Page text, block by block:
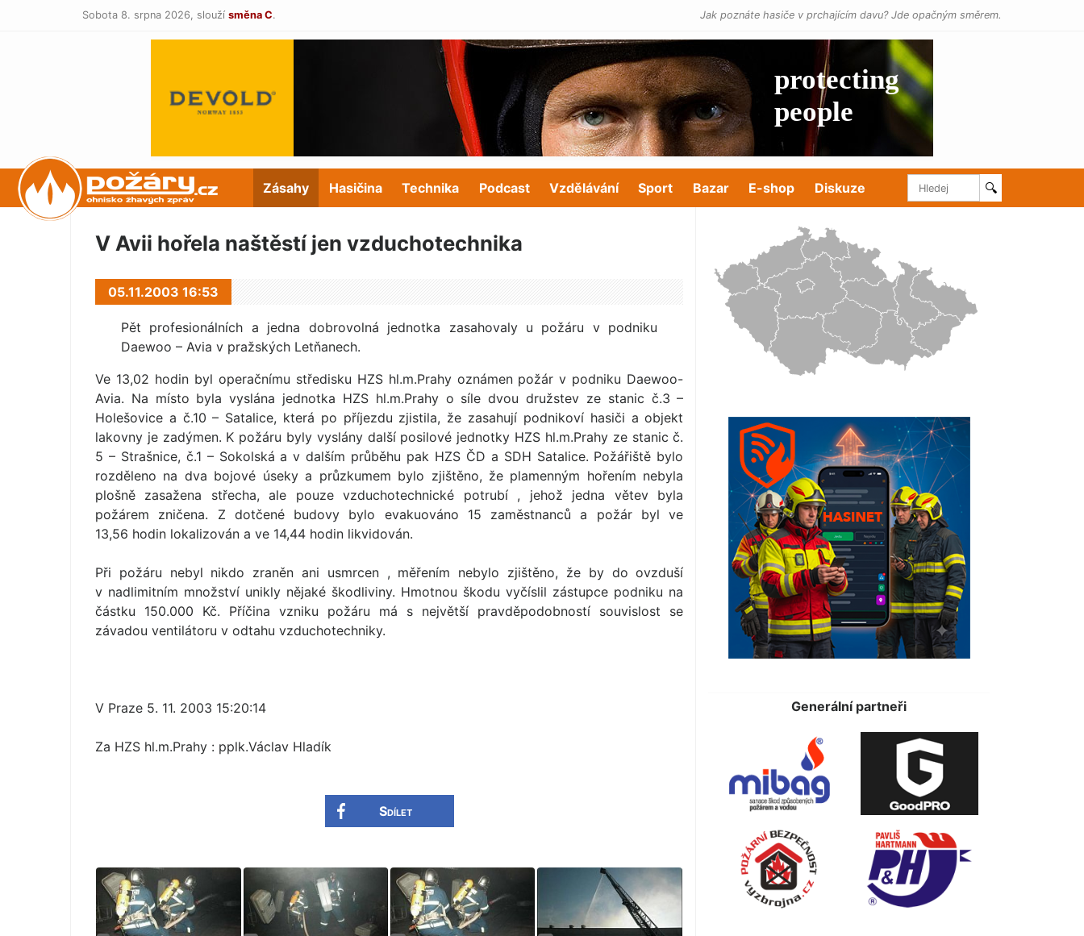
Sobota 8. srpna 2026, slouží směna C. Jak poznáte hasiče v prchajícím davu? Jde opačným směrem.
POŽÁRY.cz Zásahy Hasičina Technika Podcast Vzdělávání Sport Bazar E-shop Diskuze 🔍
V Avii hořela naštěstí jen vzduchotechnika
05.11.2003 16:53
Pět profesionálních a jedna dobrovolná jednotka zasahovaly u požáru v podniku
Daewoo – Avia v pražských Letňanech.
Ve 13,02 hodin byl operačnímu středisku HZS hl.m.Prahy oznámen požár v podniku Daewoo-
Avia. Na místo byla vyslána jednotka HZS hl.m.Prahy o síle dvou družstev ze stanic č.3 –
Holešovice a č.10 – Satalice, která po příjezdu zjistila, že zasahují podnikoví hasiči a objekt
lakovny je zadýmen. K požáru byly vyslány další posilové jednotky HZS hl.m.Prahy ze stanic č.
5 – Strašnice, č.1 – Sokolská a v dalším průběhu pak HZS ČD a SDH Satalice. Požářiště bylo
rozděleno na dva bojové úseky a průzkumem bylo zjištěno, že plamenným hořením nebyla
plošně zasažena střecha, ale pouze vzduchotechnické potrubí , jehož jedna větev byla
požárem zničena. Z dotčené budovy bylo evakuováno 15 zaměstnanců a požár byl ve
13,56 hodin lokalizován a ve 14,44 hodin likvidován.
Při požáru nebyl nikdo zraněn ani usmrcen , měřením nebylo zjištěno, že by do ovzduší
v nadlimitním množství unikly nějaké škodliviny. Hmotnou škodu vyčíslil zástupce podniku na
částku 150.000 Kč. Příčina vzniku požáru má s největší pravděpodobností souvislost se
závadou ventilátoru v odtahu vzduchotechniky.
V Praze 5. 11. 2003 15:20:14
Za HZS hl.m.Prahy : pplk.Václav Hladík
Sdílet
Generální partneři